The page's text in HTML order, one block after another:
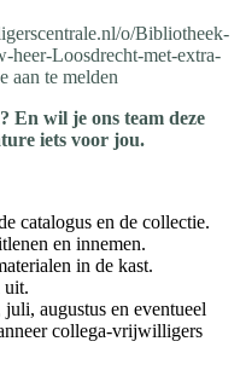
o/Bibliotheek-
heer-Loosdrecht-met-extra-
aan te melden
En wil je ons team deze
iets voor jou.
catalogus en de collectie.
en innemen.
in de kast.
uit.
augustus en eventueel
collega‑vrijwilligers